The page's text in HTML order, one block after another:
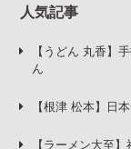
人気記事
【うどん 丸香】
ん
【根津 松本】日
【ラーメン大至